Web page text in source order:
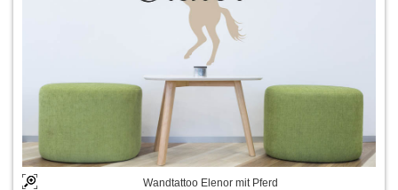
Wandtattoo Elenor mit Pferd